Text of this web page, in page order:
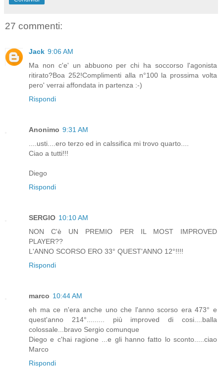
27 commenti:
Jack 9:06 AM
Ma non c'e' un abbuono per chi ha soccorso l'agonista
ritirato?Boa 252!Complimenti alla n°100 la prossima volta
pero' verrai affondata in partenza :-)
Rispondi
Anonimo 9:31 AM
....usti....ero terzo ed in calssifica mi trovo quarto....
Ciao a tutti!!!
Diego
Rispondi
SERGIO 10:10 AM
NON C'è UN PREMIO PER IL MOST IMPROVED
PLAYER??
L'ANNO SCORSO ERO 33° QUEST'ANNO 12°!!!!
Rispondi
marco 10:44 AM
eh ma ce n'era anche uno che l'anno scorso era 473° e
quest'anno 214°......... più improved di cosi....balla
colossale...bravo Sergio comunque
Diego e c'hai ragione ...e gli hanno fatto lo sconto.....ciao
Marco
Rispondi